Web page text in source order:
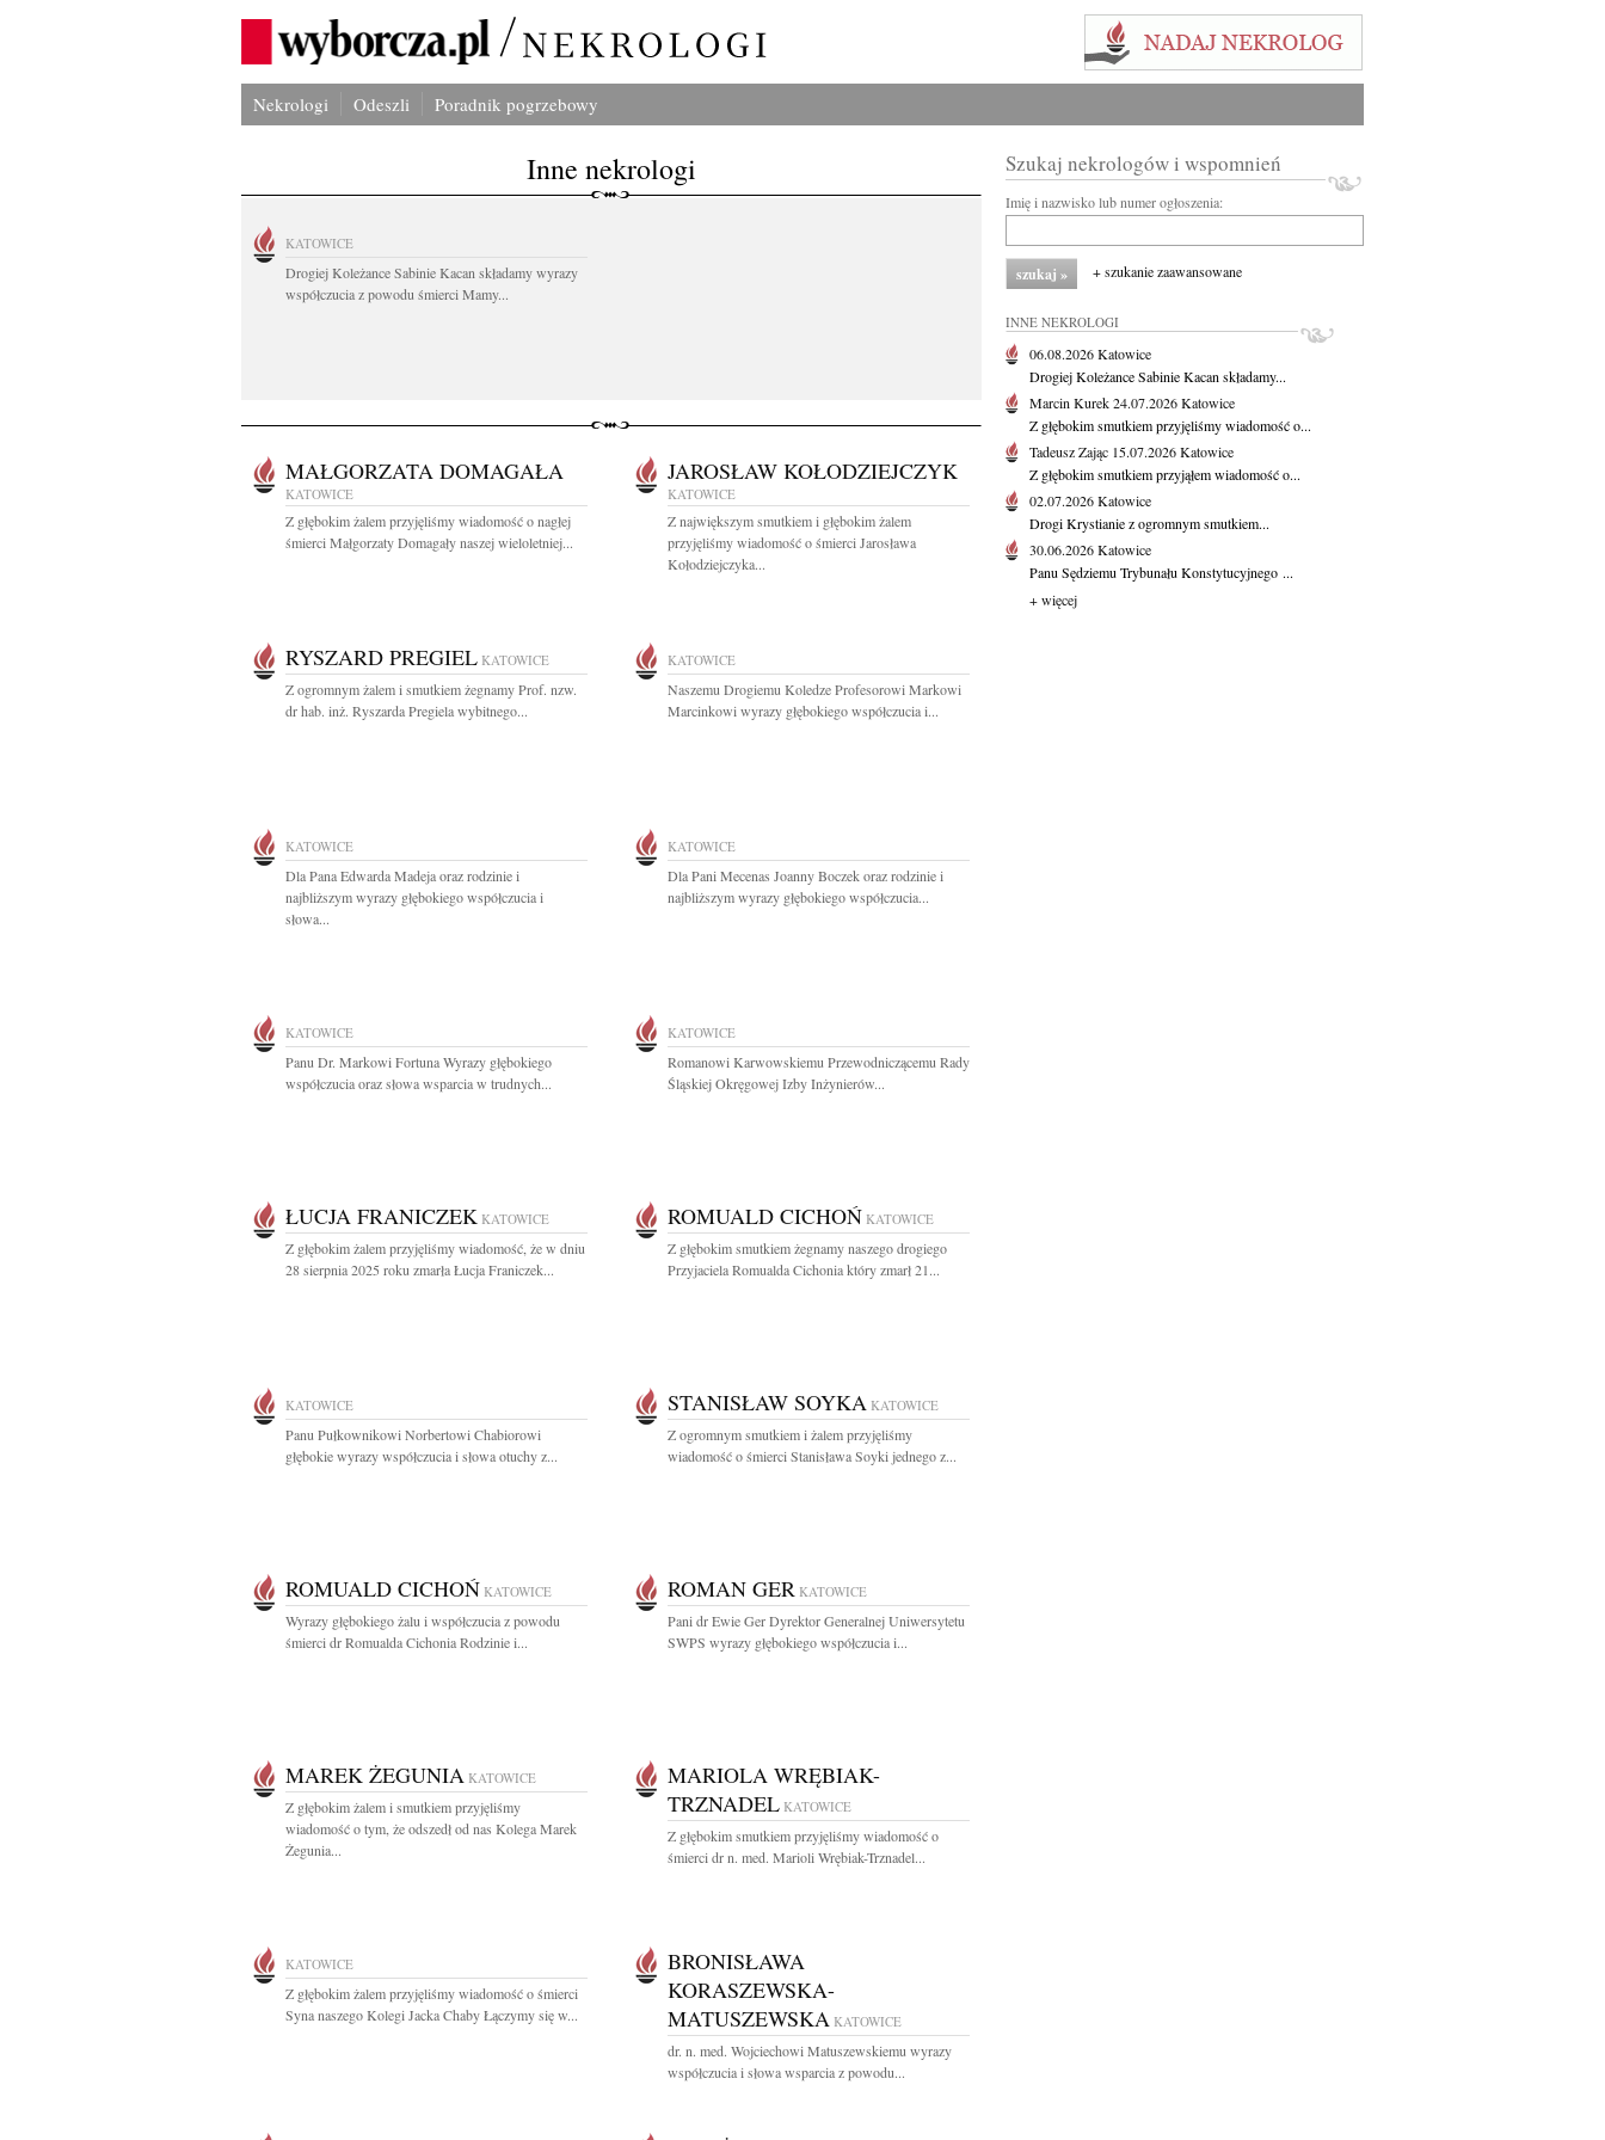
Nekrologi Odeszli Poradnik pogrzebowy
Inne nekrologi
KATOWICE
Drogiej Koleżance Sabinie Kacan składamy wyrazy
współczucia z powodu śmierci Mamy...
MAŁGORZATA DOMAGAŁA
KATOWICE
Z głębokim żalem przyjęliśmy wiadomość o nagłej
śmierci Małgorzaty Domagały naszej wieloletniej...
JAROSŁAW KOŁODZIEJCZYK
KATOWICE
Z największym smutkiem i głębokim żalem
przyjęliśmy wiadomość o śmierci Jarosława
Kołodziejczyka...
RYSZARD PREGIEL KATOWICE
Z ogromnym żalem i smutkiem żegnamy Prof. nzw.
dr hab. inż. Ryszarda Pregiela wybitnego...
KATOWICE
Naszemu Drogiemu Koledze Profesorowi Markowi
Marcinkowi wyrazy głębokiego współczucia i...
KATOWICE
Dla Pana Edwarda Madeja oraz rodzinie i
najbliższym wyrazy głębokiego współczucia i
słowa...
KATOWICE
Dla Pani Mecenas Joanny Boczek oraz rodzinie i
najbliższym wyrazy głębokiego współczucia...
KATOWICE
Panu Dr. Markowi Fortuna Wyrazy głębokiego
współczucia oraz słowa wsparcia w trudnych...
KATOWICE
Romanowi Karwowskiemu Przewodniczącemu Rady
Śląskiej Okręgowej Izby Inżynierów...
ŁUCJA FRANICZEK KATOWICE
Z głębokim żalem przyjęliśmy wiadomość, że w dniu
28 sierpnia 2025 roku zmarła Łucja Franiczek...
ROMUALD CICHOŃ KATOWICE
Z głębokim smutkiem żegnamy naszego drogiego
Przyjaciela Romualda Cichonia który zmarł 21...
KATOWICE
Panu Pułkownikowi Norbertowi Chabiorowi
głębokie wyrazy współczucia i słowa otuchy z...
STANISŁAW SOYKA KATOWICE
Z ogromnym smutkiem i żalem przyjęliśmy
wiadomość o śmierci Stanisława Soyki jednego z...
ROMUALD CICHOŃ KATOWICE
Wyrazy głębokiego żalu i współczucia z powodu
śmierci dr Romualda Cichonia Rodzinie i...
ROMAN GER KATOWICE
Pani dr Ewie Ger Dyrektor Generalnej Uniwersytetu
SWPS wyrazy głębokiego współczucia i...
MAREK ŻEGUNIA KATOWICE
Z głębokim żalem i smutkiem przyjęliśmy
wiadomość o tym, że odszedł od nas Kolega Marek
Żegunia...
MARIOLA WRĘBIAK-
TRZNADEL KATOWICE
Z głębokim smutkiem przyjęliśmy wiadomość o
śmierci dr n. med. Marioli Wrębiak-Trznadel...
KATOWICE
Z głębokim żalem przyjęliśmy wiadomość o śmierci
Syna naszego Kolegi Jacka Chaby Łączymy się w...
BRONISŁAWA
KORASZEWSKA-
MATUSZEWSKA KATOWICE
dr. n. med. Wojciechowi Matuszewskiemu wyrazy
współczucia i słowa wsparcia z powodu...
Szukaj nekrologów i wspomnień
Imię i nazwisko lub numer ogłoszenia:
+ szukanie zaawansowane
INNE NEKROLOGI
06.08.2026Katowice
Drogiej Koleżance Sabinie Kacan składamy...
Marcin Kurek24.07.2026Katowice
Z głębokim smutkiem przyjęliśmy wiadomość o...
Tadeusz Zając 15.07.2026Katowice
Z głębokim smutkiem przyjąłem wiadomość o...
02.07.2026Katowice
Drogi Krystianie z ogromnym smutkiem...
30.06.2026Katowice
Panu Sędziemu Trybunału Konstytucyjnego ...
+ więcej